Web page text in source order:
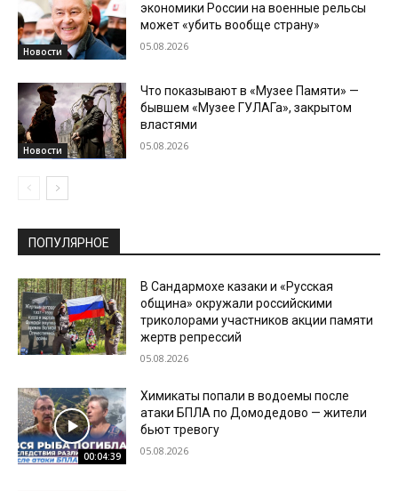
Новости
экономики России на военные рельсы
может «убить вообще страну»
05.08.2026
Новости
Что показывают в «Музее Памяти» —
бывшем «Музее ГУЛАГа», закрытом
властями
05.08.2026
ПОПУЛЯРНОЕ
В Сандармохе казаки и «Русская
община» окружали российскими
триколорами участников акции памяти
жертв репрессий
05.08.2026
00:04:39
Химикаты попали в водоемы после
атаки БПЛА по Домодедово — жители
бьют тревогу
05.08.2026